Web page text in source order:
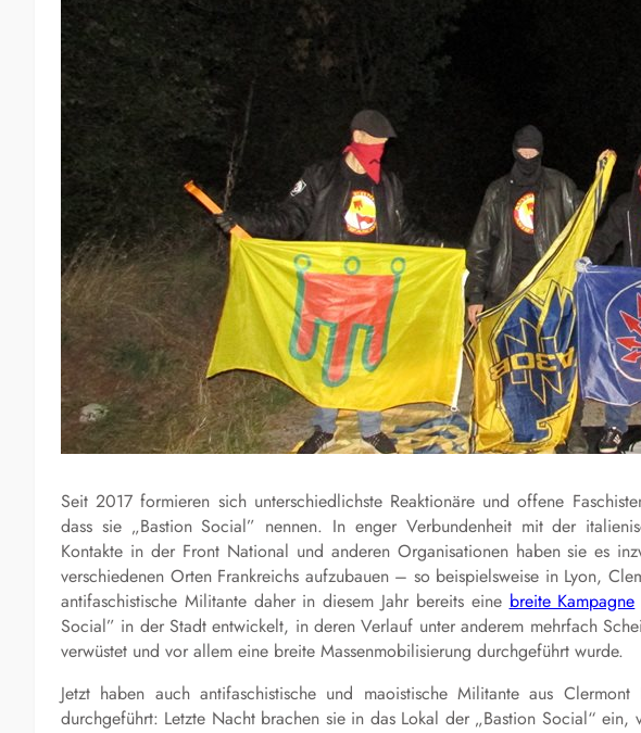
Seit 2017 formieren sich unterschiedlichste Reaktionäre und offene
dass sie „Bastion Social” nennen. In enger Verbundenheit mit der
Kontakte in der Front National und anderen Organisationen haben sie es
verschiedenen Orten Frankreichs aufzubauen – so beispielsweise in Lyon,
antifaschistische Militante daher in diesem Jahr bereits eine breite Kampagne
Social” in der Stadt entwickelt, in deren Verlauf unter anderem mehrfach
verwüstet und vor allem eine breite Massenmobilisierung durchgeführt wurde.
Jetzt haben auch antifaschistische und maoistische Militante aus
durchgeführt: Letzte Nacht brachen sie in das Lokal der „Bastion Social“ ein,